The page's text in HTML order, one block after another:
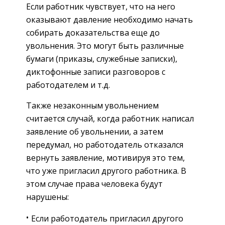
Если работник чувствует, что на него
оказывают давление необходимо начать
собирать доказательства еще до
увольнения. Это могут быть различные
бумаги (приказы, служебные записки),
диктофонные записи разговоров с
работодателем и т.д.
Также незаконным увольнением
считается случай, когда работник написал
заявление об увольнении, а затем
передумал, но работодатель отказался
вернуть заявление, мотивируя это тем,
что уже пригласил другого работника. В
этом случае права человека будут
нарушены:
Если работодатель пригласил другого